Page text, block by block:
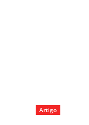
Artigo